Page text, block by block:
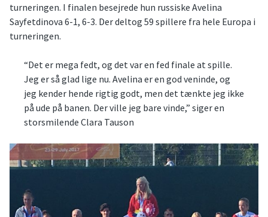
turneringen. I finalen besejrede hun russiske Avelina
Sayfetdinova 6-1, 6-3. Der deltog 59 spillere fra hele Europa i
turneringen.
“Det er mega fedt, og det var en fed finale at spille.
Jeg er så glad lige nu. Avelina er en god veninde, og
jeg kender hende rigtig godt, men det tænkte jeg ikke
på ude på banen. Der ville jeg bare vinde,” siger en
storsmilende Clara Tauson